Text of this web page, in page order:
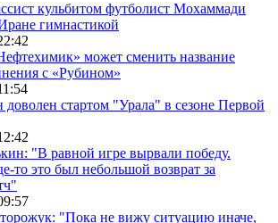
кульбитом футболист Мохаммади
гимнастикой
может сменить название
с «Рубином»
стартом "Урала" в сезоне Первой
"В равной игре вырвали победу.
то это был небольшой возврат за
"Пока не вижу ситуацию иначе,